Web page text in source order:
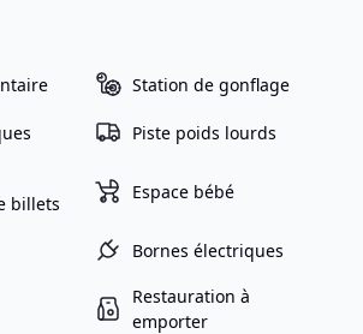
Station de gonflage
Piste poids lourds
billets
Espace bébé
Bornes électriques
Restauration à
emporter